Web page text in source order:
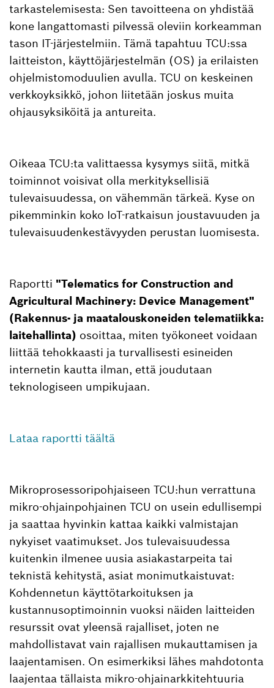
tarkastelemisesta: Sen tavoitteena on yhdistää
kone langattomasti pilvessä oleviin korkeamman
tason IT-järjestelmiin. Tämä tapahtuu TCU:ssa
laitteiston, käyttöjärjestelmän (OS) ja erilaisten
ohjelmistomoduulien avulla. TCU on keskeinen
verkkoyksikkö, johon liitetään joskus muita
ohjausyksiköitä ja antureita.
Oikeaa TCU:ta valittaessa kysymys siitä, mitkä
toiminnot voisivat olla merkityksellisiä
tulevaisuudessa, on vähemmän tärkeä. Kyse on
pikemminkin koko IoT-ratkaisun joustavuuden ja
tulevaisuudenkestävyyden perustan luomisesta.
Raportti "Telematics for Construction and
Agricultural Machinery: Device Management"
(Rakennus- ja maatalouskoneiden telematiikka:
laitehallinta) osoittaa, miten työkoneet voidaan
liittää tehokkaasti ja turvallisesti esineiden
internetin kautta ilman, että joudutaan
teknologiseen umpikujaan.
Lataa raportti täältä
Mikroprosessoripohjaiseen TCU:hun verrattuna
mikro-ohjainpohjainen TCU on usein edullisempi
ja saattaa hyvinkin kattaa kaikki valmistajan
nykyiset vaatimukset. Jos tulevaisuudessa
kuitenkin ilmenee uusia asiakastarpeita tai
teknistä kehitystä, asiat monimutkaistuvat:
Kohdennetun käyttötarkoituksen ja
kustannusoptimoinnin vuoksi näiden laitteiden
resurssit ovat yleensä rajalliset, joten ne
mahdollistavat vain rajallisen mukauttamisen ja
laajentamisen. On esimerkiksi lähes mahdotonta
laajentaa tällaista mikro-ohjainarkkitehtuuria